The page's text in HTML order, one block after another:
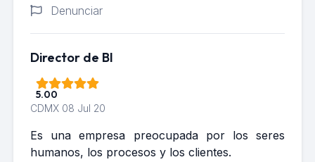
Denunciar
Director de BI
5.00
CDMX 08 Jul 20
Es una empresa preocupada por los seres
humanos, los procesos y los clientes.